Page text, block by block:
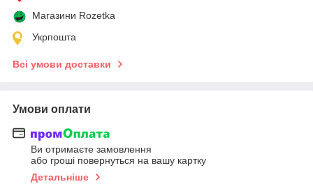
Магазини Rozetka
Укрпошта
Всі умови доставки
Умови оплати
Ви отримаєте замовлення
або гроші повернуться на вашу картку
Детальніше